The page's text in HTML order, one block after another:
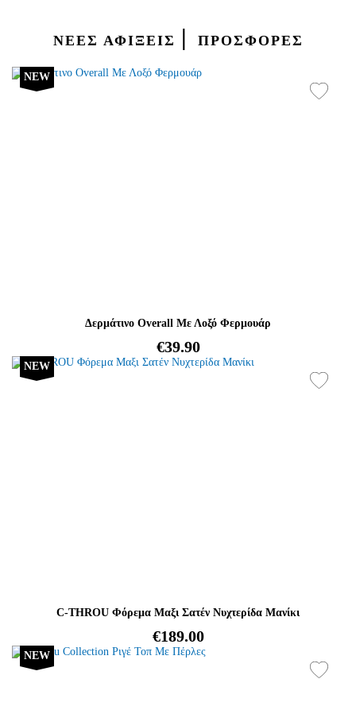
ΝΕΕΣ ΑΦΙΞΕΙΣ | ΠΡΟΣΦΟΡΕΣ
NEW
Δερμάτινο Overall Με Λοξό Φερμουάρ
€39.90
NEW
C-THROU Φόρεμα Μαξι Σατέν Νυχτερίδα Μανίκι
€189.00
NEW